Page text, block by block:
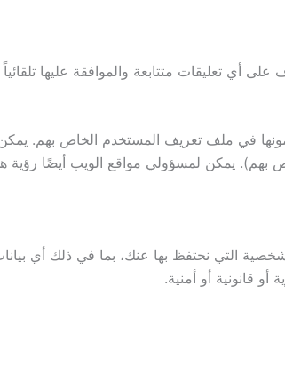
أي تعليقات متتابعة والموافقة عليها تلقائياً
في ملف تعريف المستخدم الخاص بهم.
بهم). يمكن لمسؤولي مواقع الويب أيضًا رؤية
التي نحتفظ بها عنك، بما في ذلك أي
قانونية أو أمنية.